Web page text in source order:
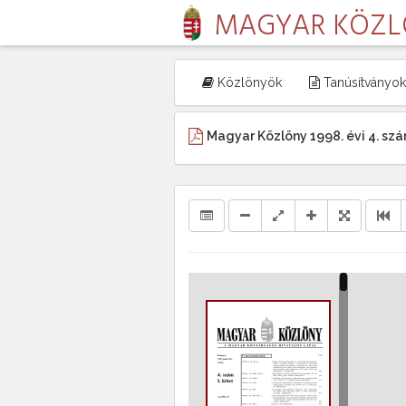
MAGYAR
Közlönyök Tanúsítványok
Magyar Közlöny 1998. évi 4.